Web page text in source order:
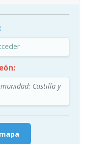
Castilla y